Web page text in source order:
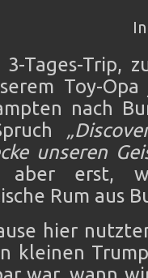
3-Tages-Trip,
Toy-
nach
unseren
aber erst,
Rum aus
hier
kleinen